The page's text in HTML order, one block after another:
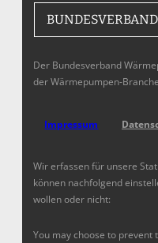
Der Bundesverband
der Wärmepumpen-
Impressum
Wir erfassen für unsere
können nachfolgend
wollen oder nicht:
You may choose to